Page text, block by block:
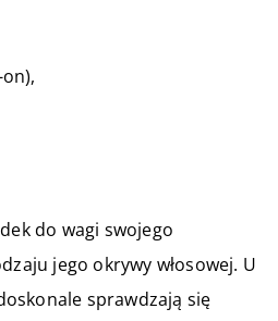
do wagi swojego
jego okrywy włosowej. U
sprawdzają się